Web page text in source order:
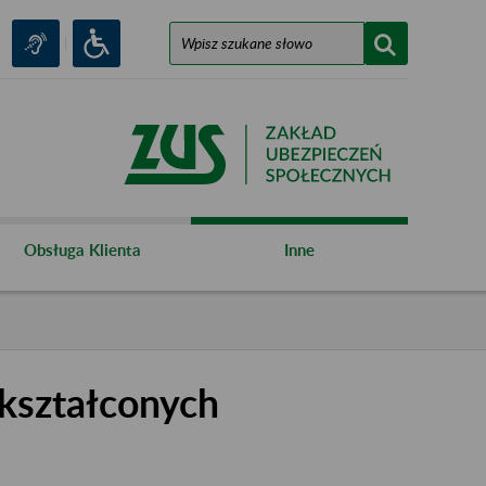
Obsługa Klienta Inne